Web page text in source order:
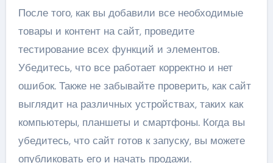
После того, как вы добавили все необходимые
товары и контент на сайт, проведите
тестирование всех функций и элементов.
Убедитесь, что все работает корректно и нет
ошибок. Также не забывайте проверить, как сайт
выглядит на различных устройствах, таких как
компьютеры, планшеты и смартфоны. Когда вы
убедитесь, что сайт готов к запуску, вы можете
опубликовать его и начать продажи.